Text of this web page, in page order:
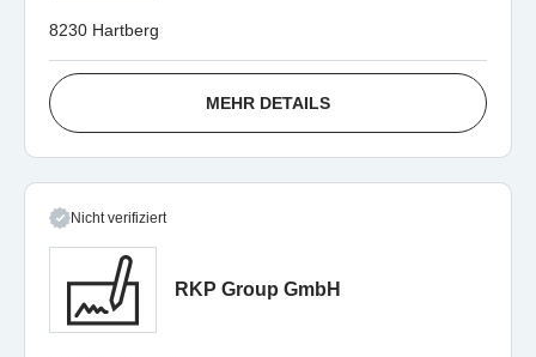
8230 Hartberg
MEHR DETAILS
Nicht verifiziert
RKP Group GmbH